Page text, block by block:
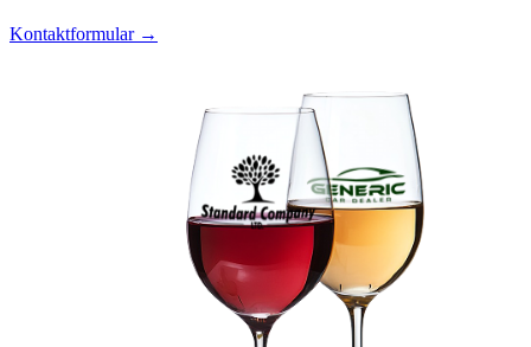
Kontaktformular →